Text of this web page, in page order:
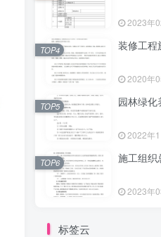
2023年
装修工程
2020年
TOP4
园林绿化
2022年
TOP5
施工组织
2023年
TOP6
标签云